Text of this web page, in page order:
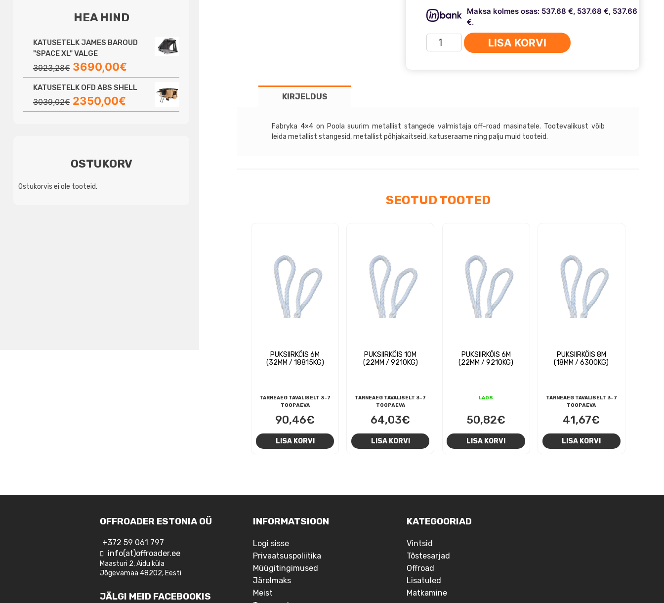
Maksa kolmes osas: 537.68 €, 537.68 €, 537.66
€.
Jeep
Wrangler
4x4
metallist
LISA KORVI
KIRJELDUS
Fabryka 4×4 on Poola suurim metallist stangede valmistaja off-road masinatele. Tootevalikust võib
leida metallist stangesid, metallist põhjakaitseid, katuseraame ning palju muid tooteid.
SEOTUD TOOTED
PUKSIIRKÖIS 6M
(32MM / 18815KG)
TARNEAEG TAVALISELT 3-7
TÖÖPÄEVA
90,46€
LISA KORVI
PUKSIIRKÖIS 10M
(22MM / 9210KG)
TARNEAEG TAVALISELT 3-7
TÖÖPÄEVA
64,03€
LISA KORVI
PUKSIIRKÖIS 6M
(22MM / 9210KG)
LAOS
50,82€
LISA KORVI
PUKSIIRKÖIS 8M
(18MM / 6300KG)
TARNEAEG TAVALISELT 3-7
TÖÖPÄEVA
41,67€
LISA KORVI
HEA HIND
KATUSETELK JAMES BAROUD
"SPACE XL" VALGE
3923,28€ Algne
hind
oli:
3923,28€.
3690,00€Praegune
hind
on:
3690,00€.
KATUSETELK OFD ABS SHELL
3039,02€ Algne
hind
2350,00€Praegune
hind
OSTUKORV
Ostukorvis ei ole tooteid.
OFFROADER ESTONIA OÜ
+372 59 061 797
info(at)offroader.ee
Maasturi 2, Aidu küla
Jõgevamaa 48202, Eesti
JÄLGI MEID FACEBOOKIS
INFORMATSIOON
Logi sisse
Privaatsuspoliitika
Müügitingimused
Järelmaks
Meist
KATEGOORIAD
Vintsid
Tõstesarjad
Offroad
Lisatuled
Matkamine